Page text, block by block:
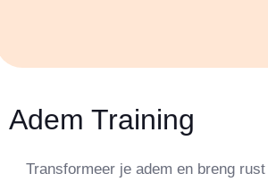
Adem Training
Transformeer je adem en breng